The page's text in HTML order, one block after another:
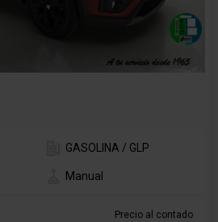
GASOLINA / GLP
Manual
Precio al contado